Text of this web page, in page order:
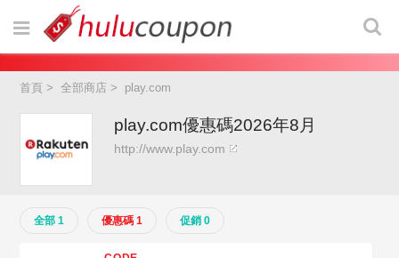
首頁 >全部商店 > play.com
play.com優惠碼2026年8月
http://www.play.com
全部 1 優惠碼 1 促銷 0